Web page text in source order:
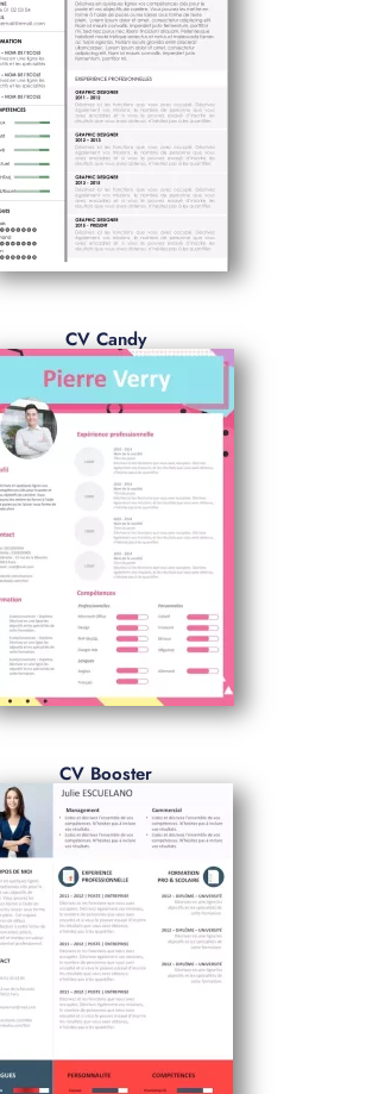
CV Candy
CV Booster